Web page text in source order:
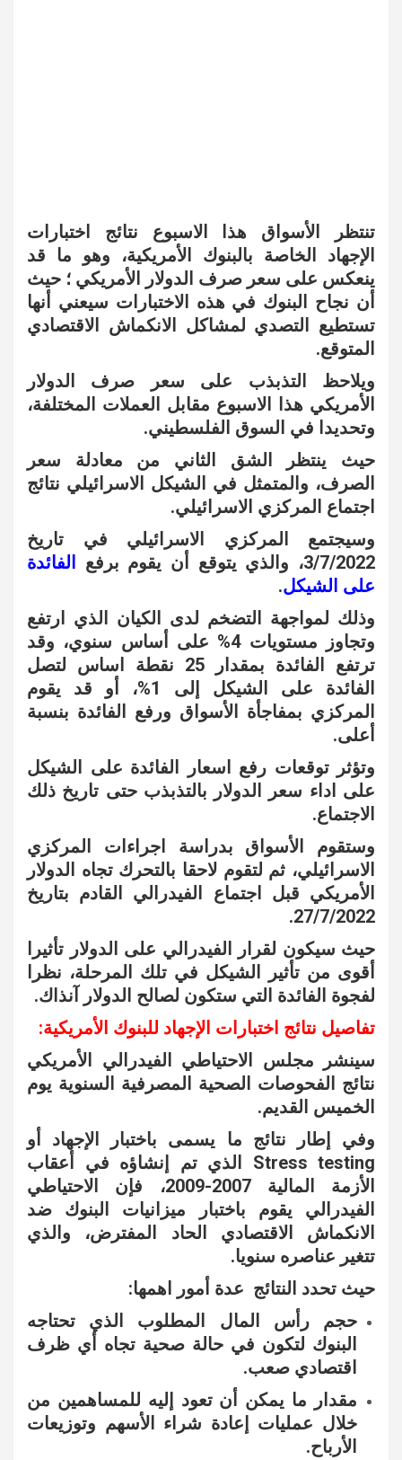
تنتظر الأسواق هذا الاسبوع نتائج اختبارات
الإجهاد الخاصة بالبنوك الأمريكية، وهو ما قد
ينعكس على سعر صرف الدولار الأمريكي ؛ حيث
أن نجاح البنوك في هذه الاختبارات سيعني أنها
تستطيع التصدي لمشاكل الانكماش الاقتصادي
المتوقع.
ويلاحظ التذبذب على سعر صرف الدولار
الأمريكي هذا الاسبوع مقابل العملات المختلفة،
وتحديدا في السوق الفلسطيني.
حيث ينتظر الشق الثاني من معادلة سعر
الصرف، والمتمثل في الشيكل الاسرائيلي نتائج
اجتماع المركزي الاسرائيلي.
وسيجتمع المركزي الاسرائيلي في تاريخ
3/7/2022، والذي يتوقع أن يقوم برفع
الفائدة
على الشيكل.
وذلك لمواجهة التضخم لدى الكيان الذي ارتفع
وتجاوز مستويات 4% على أساس سنوي، وقد
ترتفع الفائدة بمقدار 25 نقطة اساس لتصل
الفائدة على الشيكل إلى 1%، أو قد يقوم
المركزي بمفاجأة الأسواق ورفع الفائدة بنسبة
أعلى.
وتؤثر توقعات رفع اسعار الفائدة على الشيكل
على اداء سعر الدولار بالتذبذب حتى تاريخ ذلك
الاجتماع.
وستقوم الأسواق بدراسة اجراءات المركزي
الاسرائيلي، ثم لتقوم لاحقا بالتحرك تجاه الدولار
الأمريكي قبل اجتماع الفيدرالي القادم بتاريخ
27/7/2022.
حيث سيكون لقرار الفيدرالي على الدولار تأثيرا
أقوى من تأثير الشيكل في تلك المرحلة، نظرا
لفجوة الفائدة التي ستكون لصالح الدولار آنذاك.
تفاصيل نتائج اختبارات الإجهاد للبنوك الأمريكية:
سينشر مجلس الاحتياطي الفيدرالي الأمريكي
نتائج الفحوصات الصحية المصرفية السنوية يوم
الخميس القديم.
وفي إطار نتائج ما يسمى باختبار الإجهاد أو
Stress testing الذي تم إنشاؤه في أعقاب
الأزمة المالية 2007-2009، فإن الاحتياطي
الفيدرالي يقوم باختبار ميزانيات البنوك ضد
الانكماش الاقتصادي الحاد المفترض، والذي
تتغير عناصره سنويا.
حيث تحدد النتائج عدة أمور اهمها:
حجم رأس المال المطلوب الذي تحتاجه
البنوك لتكون في حالة صحية تجاه أي ظرف
اقتصادي صعب.
مقدار ما يمكن أن تعود إليه للمساهمين من
خلال عمليات إعادة شراء الأسهم وتوزيعات
الأرباح.